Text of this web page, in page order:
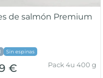
€ Bolsa 600g